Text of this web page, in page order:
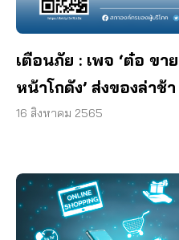
เตือนภัย : เพจ ‘ต๋อ ขา
หน้าโกดัง’ ส่งของล่าช้า
16 สิงหาคม 2565